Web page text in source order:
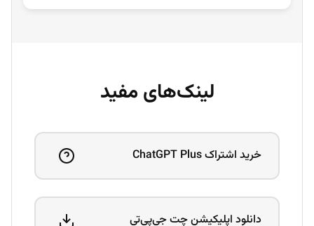
لینک‌های مفید
خرید اشتراک ChatGPT Plus
دانلود اپلیکیشن چت جی‌پی‌تی